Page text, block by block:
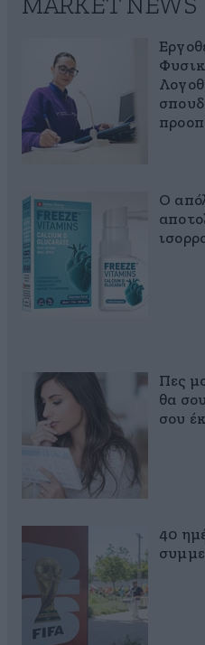
MARKET NEWS
Ο
Πες
θα
σου
40